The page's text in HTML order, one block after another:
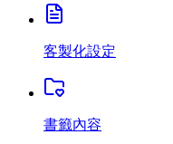
客製化設定
書籤內容